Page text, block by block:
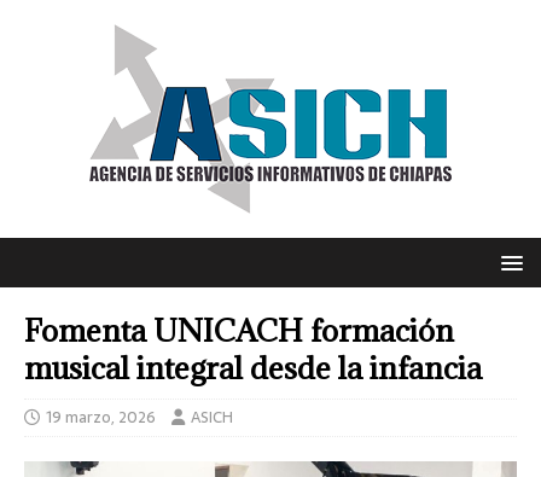
Fomenta UNICACH formación
musical integral desde la infancia
19 marzo, 2026 ASICH